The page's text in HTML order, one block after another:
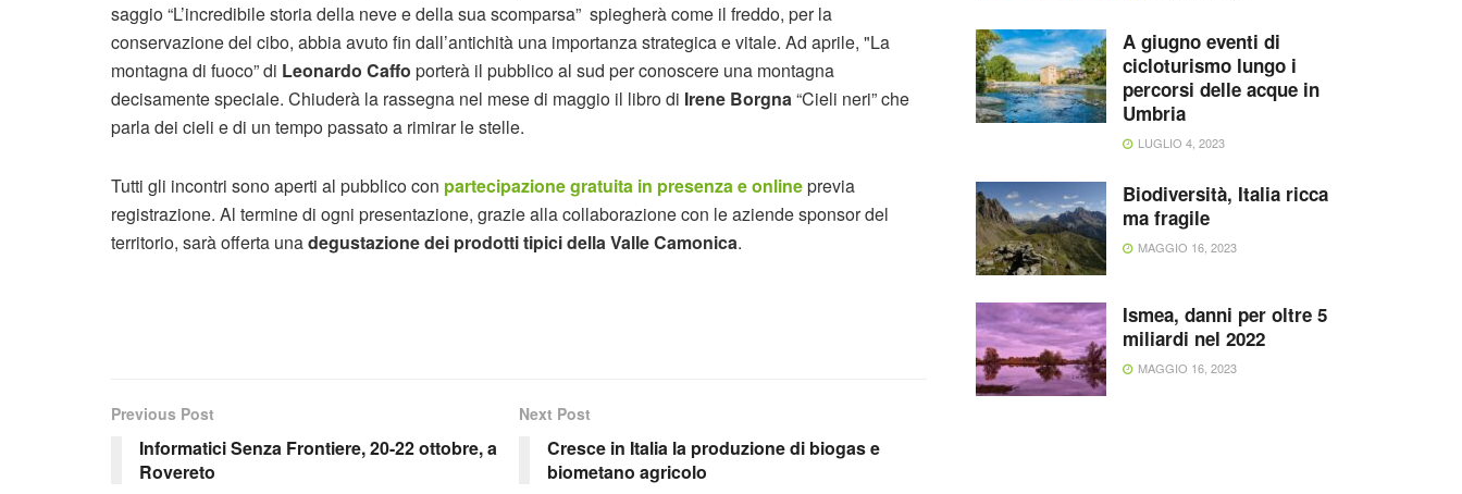
saggio “L’incredibile storia della neve e della sua scomparsa” spiegherà come il freddo, per la
conservazione del cibo, abbia avuto fin dall’antichità una importanza strategica e vitale. Ad aprile, "La
montagna di fuoco” di Leonardo Caffo porterà il pubblico al sud per conoscere una montagna
decisamente speciale. Chiuderà la rassegna nel mese di maggio il libro di Irene Borgna“Cieli neri” che
parla dei cieli e di un tempo passato a rimirar le stelle.
Tutti gli incontri sono aperti al pubblico con partecipazione gratuita in presenza e onlineprevia
registrazione. Al termine di ogni presentazione, grazie alla collaborazione con le aziende sponsor del
territorio, sarà offerta unadegustazione dei prodotti tipici della Valle Camonica.
Previous Post
Informatici Senza Frontiere, 20-22 ottobre, a
Rovereto
Next Post
Cresce in Italia la produzione di biogas e
biometano agricolo
A giugno eventi di
cicloturismo lungo i
percorsi delle acque in
Umbria
LUGLIO 4, 2023
Biodiversità, Italia ricca
ma fragile
MAGGIO 16, 2023
Ismea, danni per oltre 5
miliardi nel 2022
MAGGIO 16, 2023